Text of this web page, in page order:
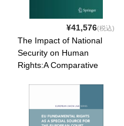
¥41,576(税込)
The Impact of National
Security on Human
Rights:A Comparative
9789819580477